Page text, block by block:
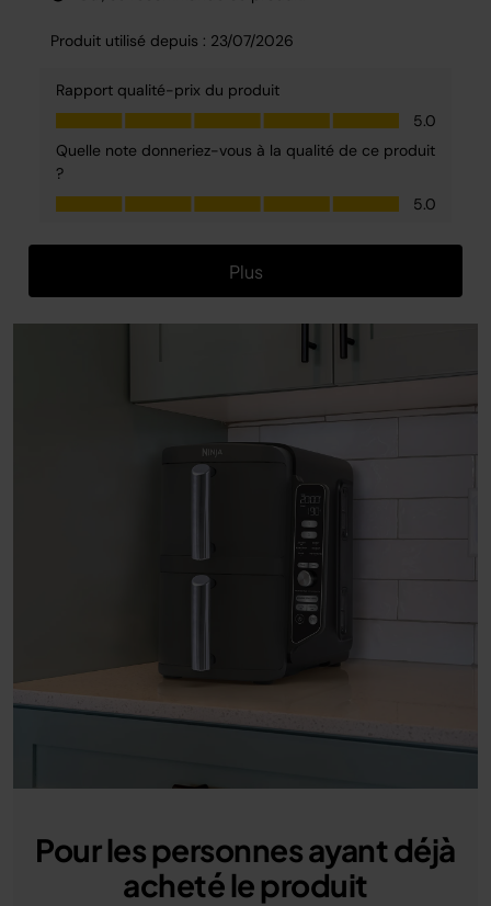
Pour les personnes ayant déjà
acheté le produit